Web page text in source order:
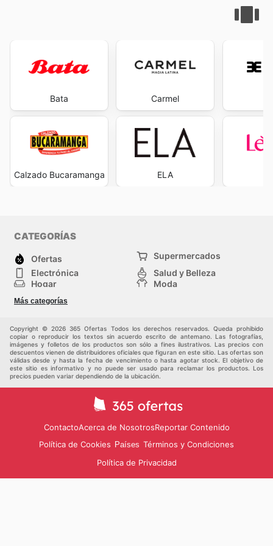
Bata
Calzado Bucaramanga
Carmel
ELA
CATEGORÍAS
Ofertas
Supermercados
Electrónica
Salud y Belleza
Hogar
Moda
Herramientas y jardinería
Infancia
Más categorías
Copyright © 2026 365 Ofertas Todos los derechos reservados. Queda prohibido
copiar o reproducir los textos sin acuerdo escrito de antemano. Las fotografías,
imágenes y folletos de los productos son sólo a fines ilustrativos. Las precios con
descuentos vienen de distribuidores oficiales que figuran en este sitio. Las ofertas son
válidas desde y hasta la fecha de vencimiento o hasta agotar stock. El objetivo de
este sitio es informativo y no puede ser usado para reclamar los productos. Los
precios pueden variar dependiendo de la ubicación.
ContactoAcerca de NosotrosReportar Contenido
Política de Cookies Países Términos y Condiciones
Política de Privacidad